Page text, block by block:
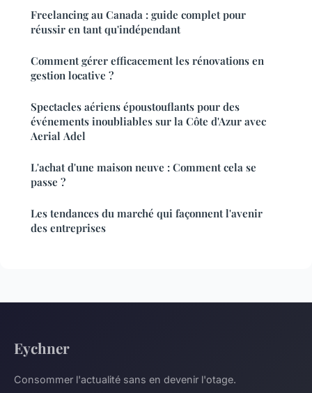
Freelancing au Canada : guide complet pour
réussir en tant qu'indépendant
Comment gérer efficacement les rénovations en
gestion locative ?
Spectacles aériens époustouflants pour des
événements inoubliables sur la Côte d'Azur avec
Aerial Adel
L'achat d'une maison neuve : Comment cela se
passe ?
Les tendances du marché qui façonnent l'avenir
des entreprises
Eychner
Consommer l'actualité sans en devenir l'otage.